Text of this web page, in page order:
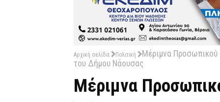
Αρχική σελίδα Πολιτική
Μέριμνα
του Δήμου Νάουσας
Μέριμνα